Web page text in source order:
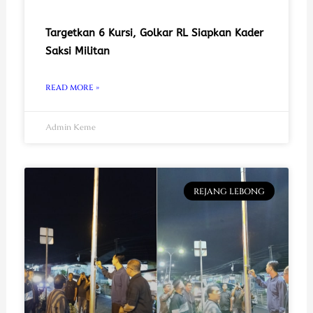
Targetkan 6 Kursi, Golkar RL Siapkan Kader
Saksi Militan
READ MORE »
Admin Keme
REJANG LEBONG